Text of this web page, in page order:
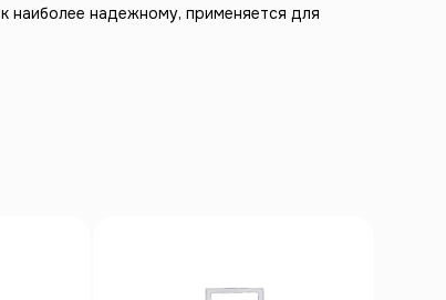
наиболее надежному, применяется для